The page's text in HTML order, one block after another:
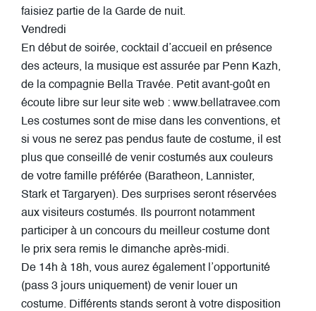
faisiez partie de la Garde de nuit.
Vendredi
En début de soirée, cocktail d’accueil en présence
des acteurs, la musique est assurée par Penn Kazh,
de la compagnie Bella Travée. Petit avant-goût en
écoute libre sur leur site web : www.bellatravee.com
Les costumes sont de mise dans les conventions, et
si vous ne serez pas pendus faute de costume, il est
plus que conseillé de venir costumés aux couleurs
de votre famille préférée (Baratheon, Lannister,
Stark et Targaryen). Des surprises seront réservées
aux visiteurs costumés. Ils pourront notamment
participer à un concours du meilleur costume dont
le prix sera remis le dimanche après-midi.
De 14h à 18h, vous aurez également l’opportunité
(pass 3 jours uniquement) de venir louer un
costume. Différents stands seront à votre disposition